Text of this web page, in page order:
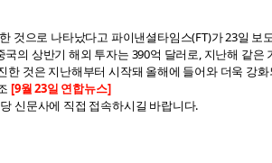
것으로 나타났다고 파이낸셜타임스(FT)가 23일 보
의 상반기 해외 투자는 390억 달러로, 지난해 같은
것은 지난해부터 시작돼 올해에 들어와 더욱 강
[9월 23일 연합뉴스]
신문사에 직접 접속하시길 바랍니다.